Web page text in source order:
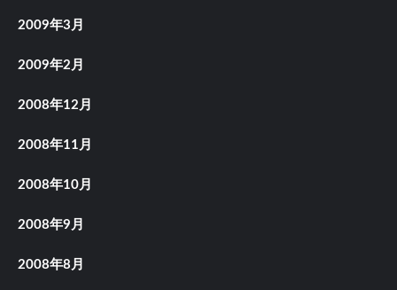
2009年3月
2009年2月
2008年12月
2008年11月
2008年10月
2008年9月
2008年8月